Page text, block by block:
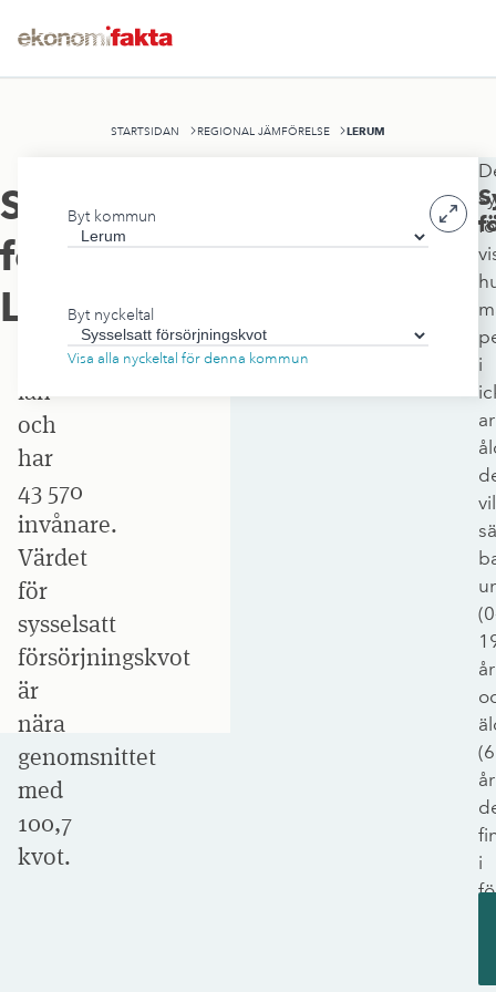
STARTSIDAN REGIONAL JÄMFÖRELSE LERUM
Sysselsatt
försörjningskvot,
Lerum
kommun
ligger
Västra
Götalands
län
och
har
43 570
invånare.
Värdet
för
sysselsatt
försörjningskvot
är
nära
genomsnittet
med
100,7
kvot.
Byt kommun
Byt nyckeltal
Visa alla nyckeltal för denna kommun
i
i